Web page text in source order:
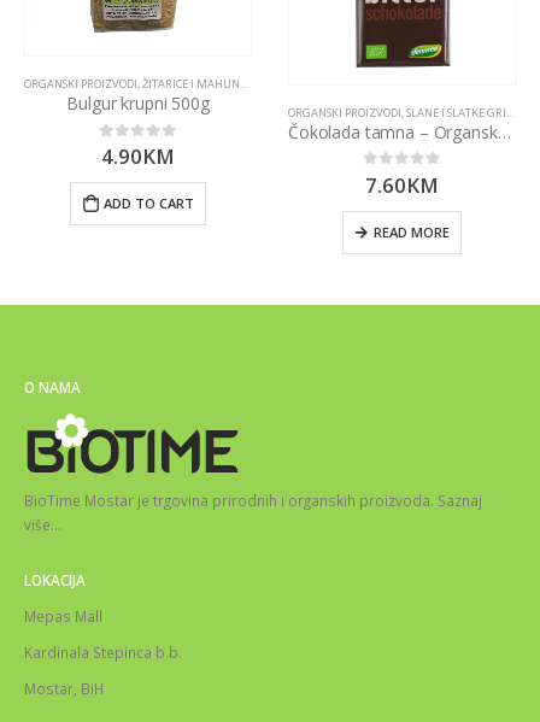
ORGANSKI PROIZVODI,ŽITARICE I MAHUNARKE
Bulgur krupni 500g
0out of 5
4.90KM
ADD TO CART
ORGANSKI PROIZVODI,SLANE I SLATKE GRICKALICE
Čokolada tamna – Organska 100g Dennree
0out of 5
7.60KM
READ MORE
O NAMA
BioTime Mostar je trgovina prirodnih i organskih proizvoda. Saznaj
više…
LOKACIJA
Mepas Mall
Kardinala Stepinca b.b.
Mostar, BiH